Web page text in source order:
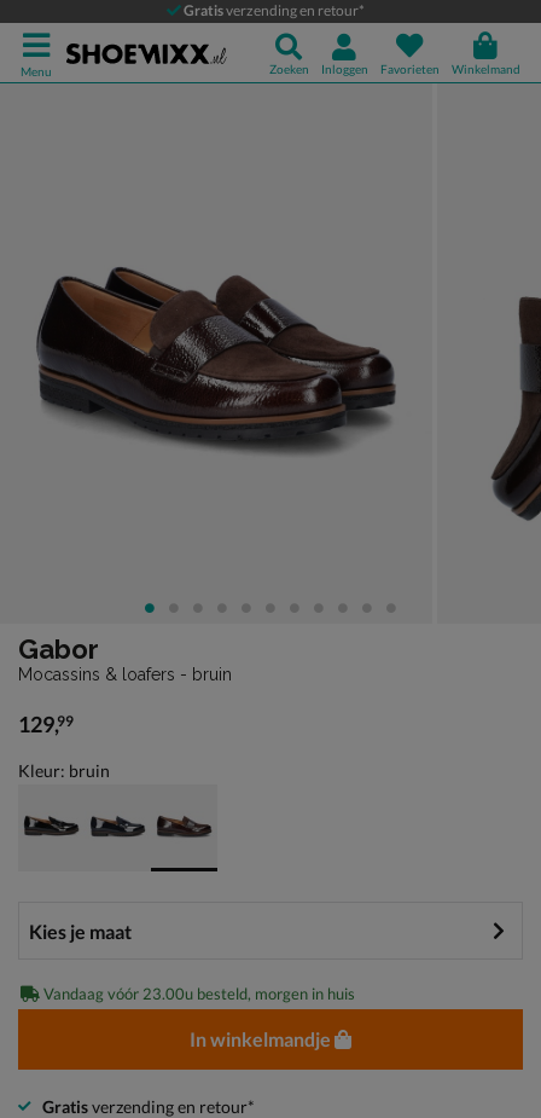
Gratisverzending en retour*
Menu Zoeken Inloggen Favorieten Winkelmand
Mocassins & loafers
Gabor
Mocassins & loafers - bruin
€ 129,99
129,99
Kleur: bruin
Vandaag vóór 23.00u besteld, morgen in huis
In winkelmandje
Gratisverzending en retour*